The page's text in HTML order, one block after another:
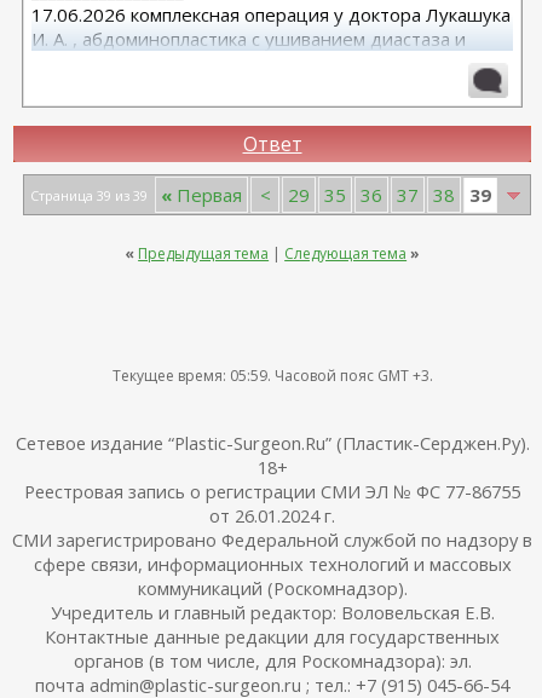
17.06.2026 комплексная операция у доктора Лукашука
И. А. , абдоминопластика с ушиванием диастаза и
переносом пупка , липосакция, мастопексия на круглых
имплантах Мentor TMPX 370 Xtra высокий профиль
https://forum.plastic-surgeon.ru/showthread.php?
Ответ
Страница 39 из 39 « Первая < 29 35 36 37 38 39
« Предыдущая тема | Следующая тема »
Текущее время: 05:59. Часовой пояс GMT +3.
Сетевое издание “Plastic-Surgeon.Ru” (Пластик-Серджен.Ру).
18+
Реестровая запись о регистрации СМИ ЭЛ № ФС 77-86755
от 26.01.2024 г.
СМИ зарегистрировано Федеральной службой по надзору в
сфере связи, информационных технологий и массовых
коммуникаций (Роскомнадзор).
Учредитель и главный редактор: Воловельская Е.В.
Контактные данные редакции для государственных
органов (в том числе, для Роскомнадзора): эл.
почта admin@plastic-surgeon.ru ; тел.: +7 (915) 045-66-54